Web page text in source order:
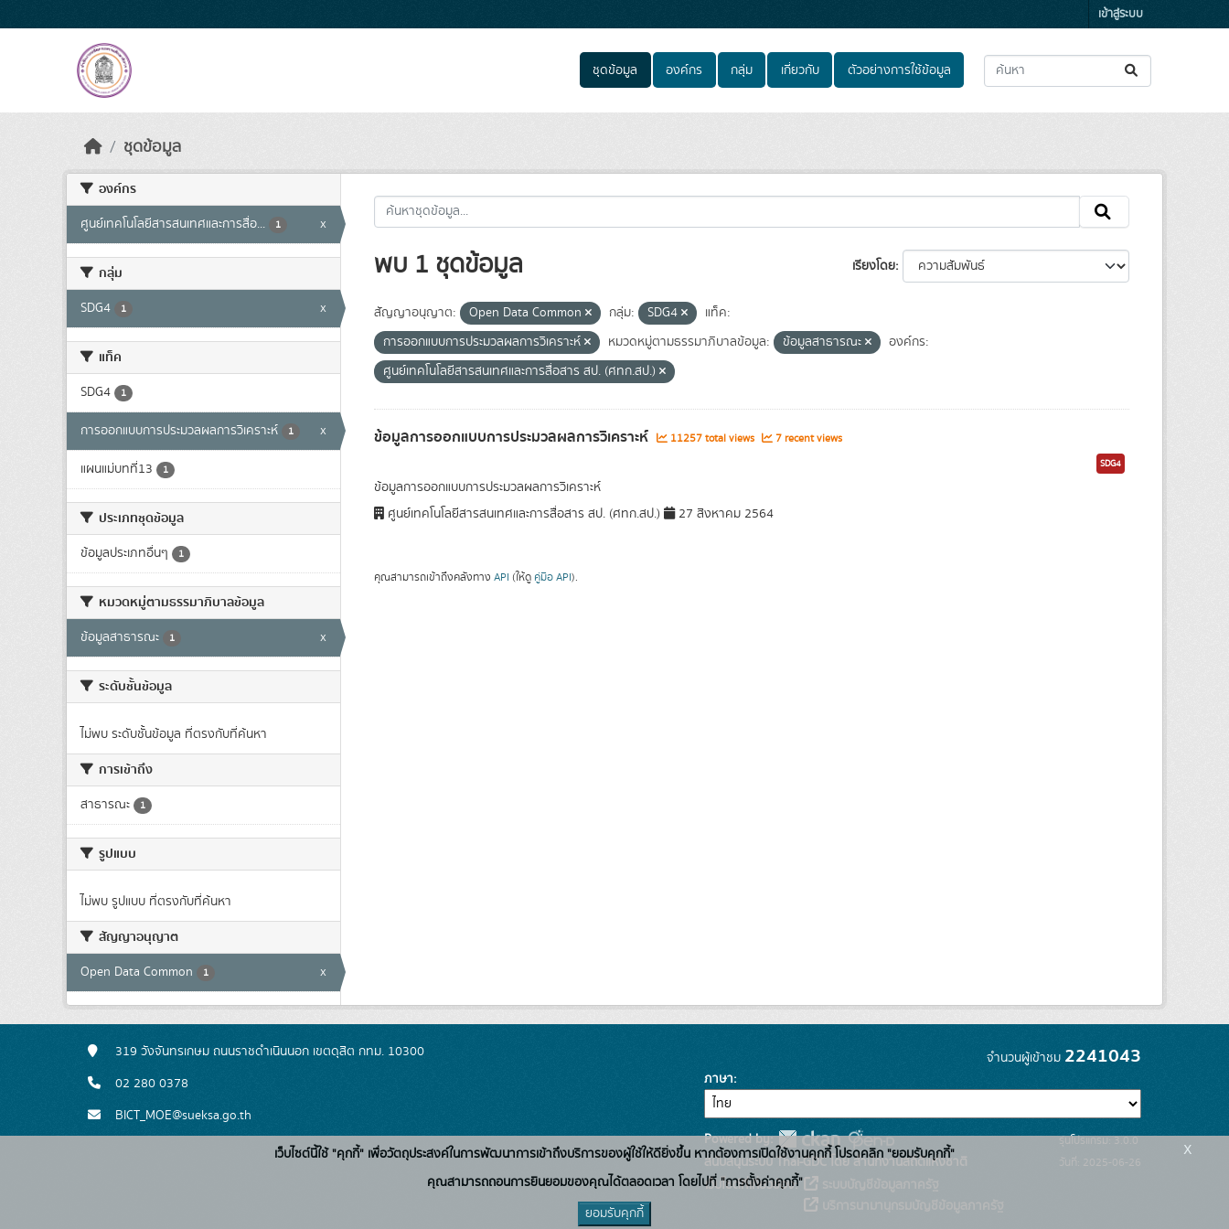
เข้าสู่ระบบ
ชุดข้อมูล องค์กร กลุ่ม เกี่ยวกับ ตัวอย่างการใช้ข้อมูล
ชุดข้อมูล
องค์กร
ศูนย์เทคโนโลยีสารสนเทศและการสื่อ... 1 x
กลุ่ม
SDG4 1 x
แท็ค
SDG4 1
การออกแบบการประมวลผลการวิเคราะห์ 1 x
แผนแม่บทที่13 1
ประเภทชุดข้อมูล
ข้อมูลประเภทอื่นๆ 1
หมวดหมู่ตามธรรมาภิบาลข้อมูล
ข้อมูลสาธารณะ 1 x
ระดับชั้นข้อมูล
ไม่พบ ระดับชั้นข้อมูล ที่ตรงกับที่ค้นหา
การเข้าถึง
สาธารณะ 1
รูปแบบ
ไม่พบ รูปแบบ ที่ตรงกับที่ค้นหา
สัญญาอนุญาต
Open Data Common 1 x
เรียงโดย
พบ 1 ชุดข้อมูล
สัญญาอนุญาต: Open Data Common กลุ่ม: SDG4
แท็ค:
การออกแบบการประมวลผลการวิเคราะห์
หมวดหมู่ตามธรรมาภิบาลข้อมูล: ข้อมูลสาธารณะ
องค์กร:
ศูนย์เทคโนโลยีสารสนเทศและการสื่อสาร สป. (ศทก.สป.)
ข้อมูลการออกแบบการประมวลผลการวิเคราะห์ 11257 total views 7 recent views
SDG4
ข้อมูลการออกแบบการประมวลผลการวิเคราะห์
ศูนย์เทคโนโลยีสารสนเทศและการสื่อสาร สป. (ศทก.สป.)
27 สิงหาคม 2564
คุณสามารถเข้าถึงคลังทาง API (ให้ดู คู่มือ API).
319 วังจันทรเกษม ถนนราชดำเนินนอก เขตดุสิต กทม. 10300
02 280 0378
BICT_MOE@sueksa.go.th
จำนวนผู้เข้าชม 2241043
ภาษา
Powered by:
สนับสนุนระบบ Thai-GDC โดย สำนักงานสถิติแห่งชาติ
เว็บไซต์ที่เกี่ยวข้อง:
รุ่นโปรแกรม: 3.0.0
วันที่: 2025-06-26
เว็บไซต์นี้ใช้ "คุกกี้" เพื่อวัตถุประสงค์ในการพัฒนาการเข้าถึงบริการของผู้ใช้ให้ดียิ่งขึ้น หากต้องการเปิดใช้งานคุกกี้ โปรดคลิก "ยอมรับคุกกี้"
คุณสามารถถอนการยินยอมของคุณได้ตลอดเวลา โดยไปที่ "การตั้งค่าคุกกี้"
ยอมรับคุกกี้
x